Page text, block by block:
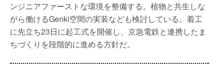
ンジニアファーストな環境を整備する。植物と共生しな
がら働けるGenki空間の実装なども検討している。着工
に先立ち23日に起工式を開催し、京急電鉄と連携したま
ちづくりを段階的に進める方針だ。